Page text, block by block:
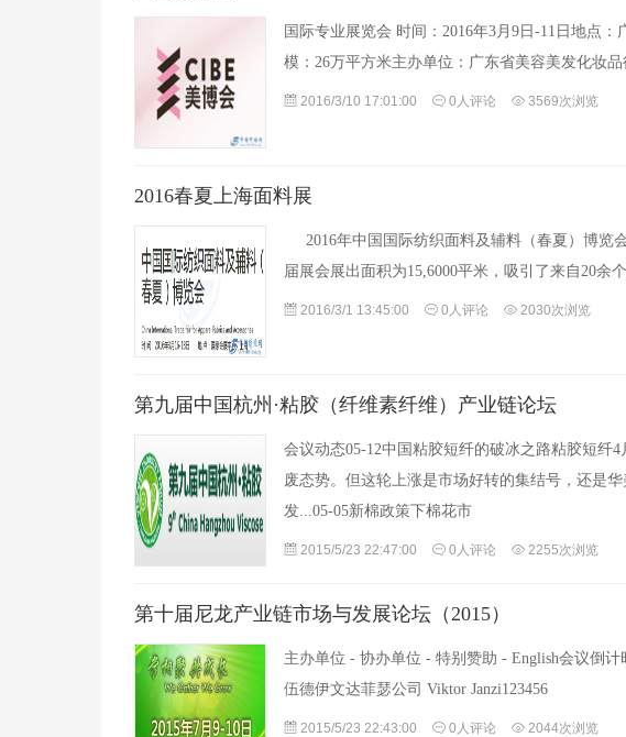
国际专业展览会 时间：2016年3月9日-11日地点
模：26万平方米主办单位：广东省美容美发化
2016/3/10 17:01:00 0人评论 3569次浏览
2016春夏上海面料展
2016年中国国际纺织面料及辅料（春夏）
届展会展出面积为15,6000平米，吸引了来自20余
2016/3/1 13:45:00 0人评论 2030次浏览
第九届中国杭州·粘胶（纤维素纤维）产业链论坛
会议动态05-12中国粘胶短纤的破冰之路粘胶短纤
废态势。但这轮上涨是市场好转的集结号，还是
发...05-05新棉政策下棉花市
2015/5/23 22:47:00 0人评论 2255次浏览
第十届尼龙产业链市场与发展论坛（2015）
主办单位 - 协办单位 - 特别赞助 - English会议倒
伍德伊文达菲瑟公司 Viktor Janzi123456
2015/5/23 22:43:00 0人评论 2044次浏览